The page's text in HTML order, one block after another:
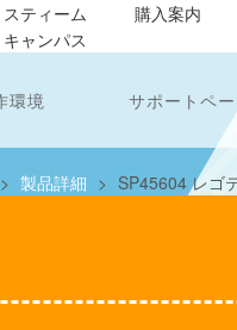
スティーム
キャンパス
購入案内
環境 サポートペ
> 製品詳細 > SP45604 レゴ